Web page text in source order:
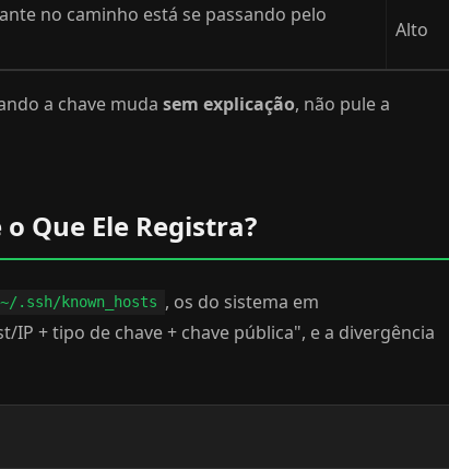
no caminho está se passando pelo
Alto
a chave muda sem explicação, não pule a
Que Ele Registra?
~/.ssh/known_hosts , os do sistema em
IP + tipo de chave + chave pública", e a divergência